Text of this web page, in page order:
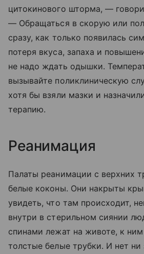
цитокинового шторма, —
— Обращаться в скорую или
сразу, как только появилась
потеря вкуса, запаха и
не надо ждать одышки.
вызывайте поликлиническую
хотя бы взяли мазки и
терапию.
Реанимация
Палаты реанимации с верхних
белые коконы. Они накрыты
увидеть, что там происходит,
внутри в стерильном сиянии
спинами лежат на животе, к
толстые белые трубки. И нет ни